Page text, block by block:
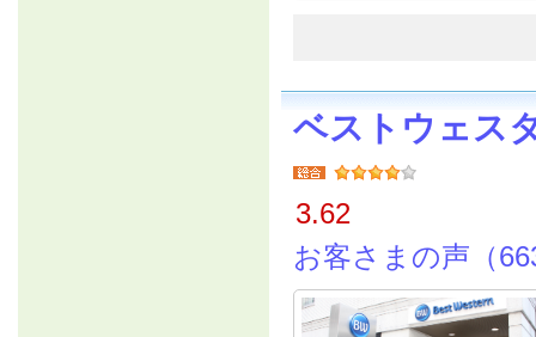
ベストウェス
3.62
お客さまの声（